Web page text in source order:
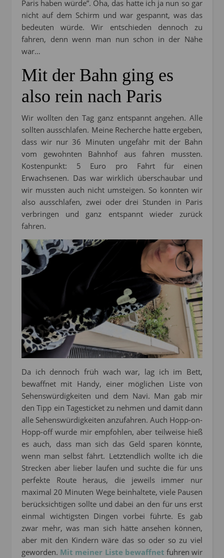
Paris haben würde”. Oha, das hatte ich ja nun so gar
nicht auf dem Schirm und war gespannt, was das
bedeuten würde. Wir entschieden dennoch zu
fahren, denn wenn man nun schon in der Nähe
war…
Mit der Bahn ging es
also rein nach Paris
Wir wollten den Tag ganz entspannt angehen. Alle
sollten ausschlafen. Meine Recherche hatte ergeben,
dass wir nur 36 Minuten ungefähr mit der Bahn
vom gewohnten Bahnhof aus fahren mussten.
Kostenpunkt: 5 Euro pro Fahrt für einen
Erwachsenen. Das war wirklich überschaubar und
wir mussten auch nicht umsteigen. So konnten wir
also ausschlafen, zwei oder drei Stunden in Paris
verbringen und ganz entspannt wieder zurück
fahren.
Da ich dennoch früh wach war, lag ich im Bett,
bewaffnet mit Handy, einer möglichen Liste von
Sehenswürdigkeiten und dem Navi. Man gab mir
den Tipp ein Tagesticket zu nehmen und damit dann
alle Sehenswürdigkeiten anzufahren. Auch Hopp-on-
Hopp-off wurde mir empfohlen, aber teilweise hieß
es auch, dass man sich das Geld sparen könnte,
wenn man selbst fährt. Letztendlich wollte ich die
Strecken aber lieber laufen und suchte die für uns
perfekte Route heraus, die jeweils immer nur
maximal 20 Minuten Wege beinhaltete, viele Pausen
berücksichtigen sollte und dabei an den für uns erst
einmal wichtigsten Dingen vorbei führte. Es gab
zwar mehr, was man sich hätte ansehen können,
aber mit den Kindern wäre das so oder so zu viel
geworden. Mit meiner Liste bewaffnet fuhren wir